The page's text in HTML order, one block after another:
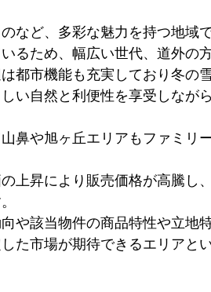
など、多彩な魅力を持つ地域で
るため、幅広い世代、道外の
都市機能も充実しており冬の
い自然と利便性を享受しなが
鼻や旭ヶ丘エリアもファミリ
上昇により販売価格が高騰し
や該当物件の商品特性や立地
た市場が期待できるエリアとい